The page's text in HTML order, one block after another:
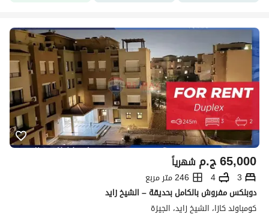
ج.م65,000 شهرياً
3
4
246 متر مربع
دوبلكس مفروش بالكامل بحديقة – الشيخ زايد
كومباوند كازا، الشيخ زايد، الجيزة